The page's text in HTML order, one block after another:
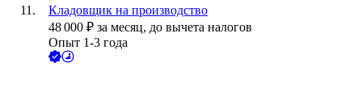
Кладовщик на производство
48 000 ₽ за месяц, до вычета налогов
Опыт 1-3 года